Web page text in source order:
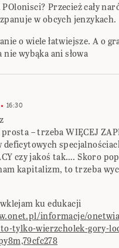
POlonisci? Przecież cały
w obcych jenzykach.
o wiele łatwiejsze. A o
nie wybąka ani słowa
16:30
– trzeba WIĘCEJ
czy jakoś tak…. Skoro
kapitalizm, to trzeba
ku edukacji
informacje/
tylko-wierzcholek-gory-